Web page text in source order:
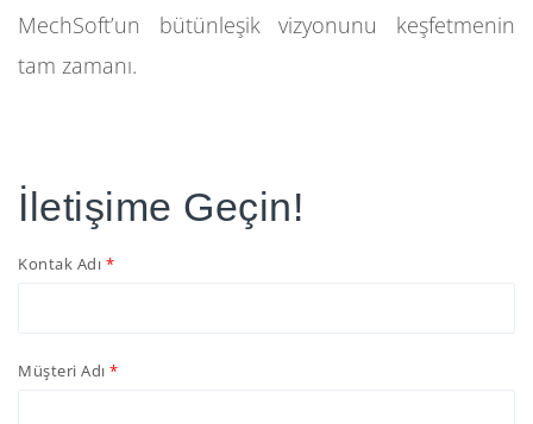
MechSoft’un bütünleşik vizyonunu keşfetmenin
tam zamanı.
İletişime Geçin!
Kontak Adı
Müşteri Adı